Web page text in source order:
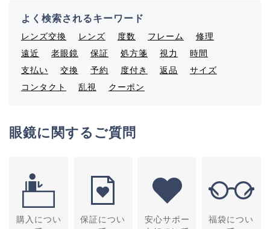
よく検索されるキーワード
レンズ交換 レンズ 度数 フレーム
修理
遠近
老眼鏡 保証 処方箋 視力
時間
支払い
交換 予約 度付き 返品
サイズ
コンタクト
乱視 クーポン
眼鏡に関するご質問
購入につい
保証につい
安心サポー
福袋につい